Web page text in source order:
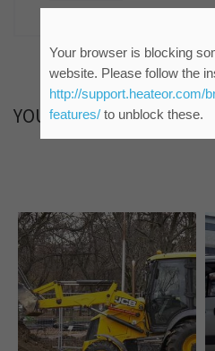
YOU MAY ALSO LIKE
Your browser is blocking
website. Please follow the
http://support.heateor.com/
features/to unblock these.